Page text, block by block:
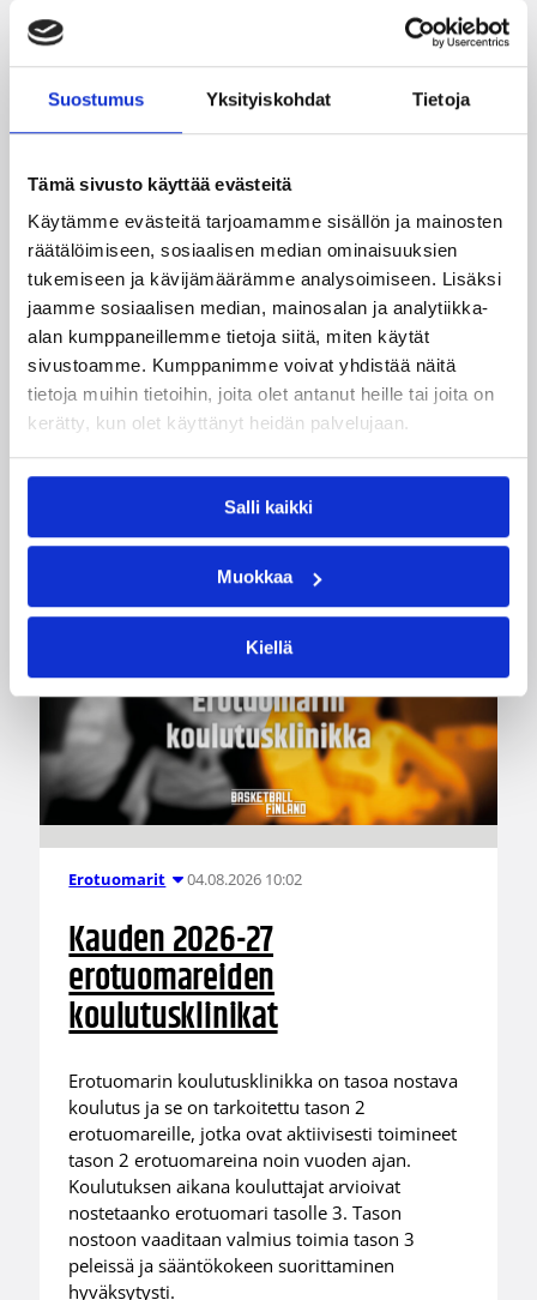
Suostumus Yksityiskohdat Tietoja
Tämä sivusto käyttää evästeitä
Käytämme evästeitä tarjoamamme sisällön ja mainosten
räätälöimiseen, sosiaalisen median ominaisuuksien
tukemiseen ja kävijämäärämme analysoimiseen. Lisäksi
jaamme sosiaalisen median, mainosalan ja analytiikka-
alan kumppaneillemme tietoja siitä, miten käytät
sivustoamme. Kumppanimme voivat yhdistää näitä
tietoja muihin tietoihin, joita olet antanut heille tai joita on
kerätty, kun olet käyttänyt heidän palvelujaan.
Salli kaikki
Muokkaa
Kiellä
Koripalloliitto 04.08.2026 12:00
Miljoona koria! -haaste alkaa
17.8.
Haaste tarjoaa seuroille valmiin konseptin
yhteistyötä koulujen kanssa.
Erotuomarit 04.08.2026 10:02
Kauden 2026-27
erotuomareiden
koulutusklinikat
Erotuomarin koulutusklinikka on tasoa nostava
koulutus ja se on tarkoitettu tason 2
erotuomareille, jotka ovat aktiivisesti toimineet
tason 2 erotuomareina noin vuoden ajan.
Koulutuksen aikana kouluttajat arvioivat
nostetaanko erotuomari tasolle 3. Tason
nostoon vaaditaan valmius toimia tason 3
peleissä ja sääntökokeen suorittaminen
hyväksytysti.